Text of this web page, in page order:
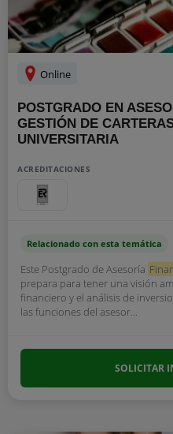
Online
POSTGRADO EN
GESTIÓN DE
UNIVERSITARIA
ACREDITACIONES
Relacionado con esta temática
Este Postgrado de Asesoría
prepara para tener una visión
financiero y el análisis de
las funciones del asesor...
SOLICITAR